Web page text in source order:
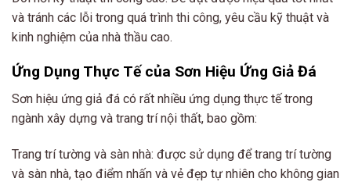
và tránh các lỗi trong quá trình thi công, yêu cầu kỹ thuật và
kinh nghiệm của nhà thầu cao.
Ứng Dụng Thực Tế của Sơn Hiệu Ứng Giả Đá
Sơn hiệu ứng giả đá có rất nhiều ứng dụng thực tế trong
ngành xây dựng và trang trí nội thất, bao gồm:
Trang trí tường và sàn nhà: được sử dụng để trang trí tường
và sàn nhà, tạo điểm nhấn và vẻ đẹp tự nhiên cho không gian